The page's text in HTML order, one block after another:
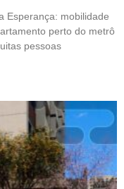
Esperança: mobilidade
perto do metrô
pessoas